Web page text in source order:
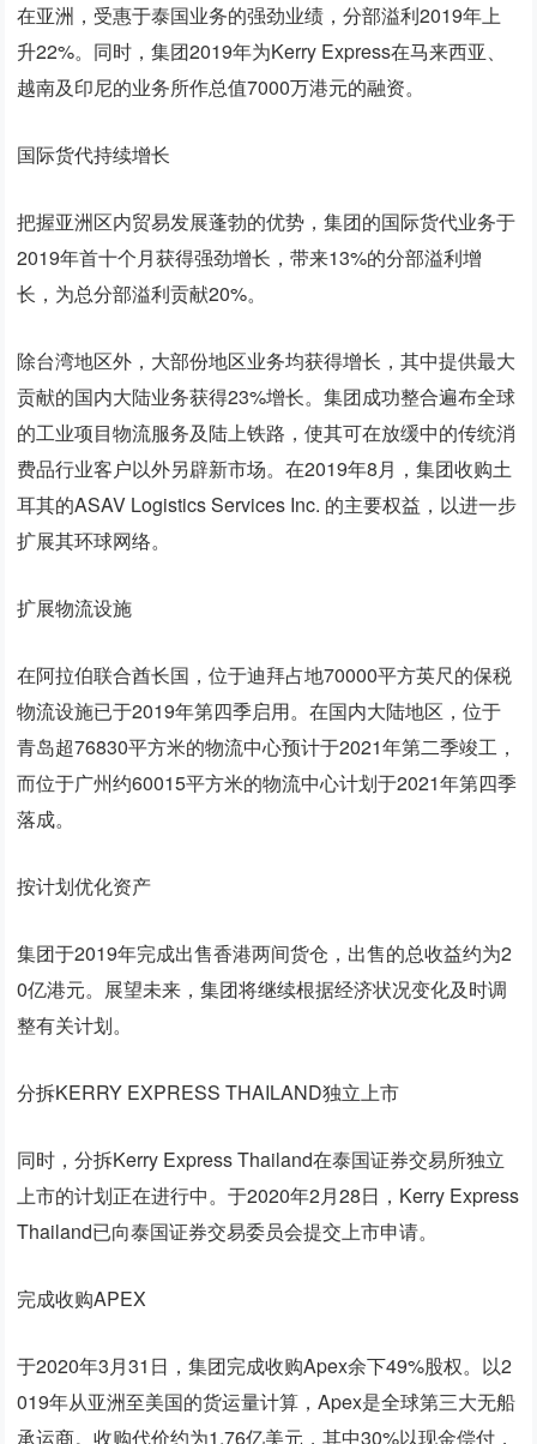
在亚洲，受惠于泰国业务的强劲业绩，分部溢利2019年上
升22%。同时，集团2019年为Kerry Express在马来西亚、
越南及印尼的业务所作总值7000万港元的融资。
国际货代持续增长
把握亚洲区内贸易发展蓬勃的优势，集团的国际货代业务于
2019年首十个月获得强劲增长，带来13%的分部溢利增
长，为总分部溢利贡献20%。
除台湾地区外，大部份地区业务均获得增长，其中提供最大
贡献的国内大陆业务获得23%增长。集团成功整合遍布全球
的工业项目物流服务及陆上铁路，使其可在放缓中的传统消
费品行业客户以外另辟新市场。在2019年8月，集团收购土
耳其的ASAV Logistics Services Inc. 的主要权益，以进一步
扩展其环球网络。
扩展物流设施
在阿拉伯联合酋长国，位于迪拜占地70000平方英尺的保税
物流设施已于2019年第四季启用。在国内大陆地区，位于
青岛超76830平方米的物流中心预计于2021年第二季竣工，
而位于广州约60015平方米的物流中心计划于2021年第四季
落成。
按计划优化资产
集团于2019年完成出售香港两间货仓，出售的总收益约为2
0亿港元。展望未来，集团将继续根据经济状况变化及时调
整有关计划。
分拆KERRY EXPRESS THAILAND独立上市
同时，分拆Kerry Express Thailand在泰国证券交易所独立
上市的计划正在进行中。于2020年2月28日，Kerry Express
Thailand已向泰国证券交易委员会提交上市申请。
完成收购APEX
于2020年3月31日，集团完成收购Apex余下49%股权。以2
019年从亚洲至美国的货运量计算，Apex是全球第三大无船
承运商。收购代价约为1.76亿美元，其中30%以现金偿付，